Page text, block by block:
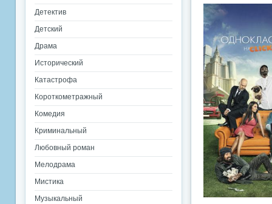
Детектив
Детский
Драма
Исторический
Катастрофа
Короткометражный
Комедия
Криминальный
Любовный роман
Мелодрама
Мистика
Музыкальный